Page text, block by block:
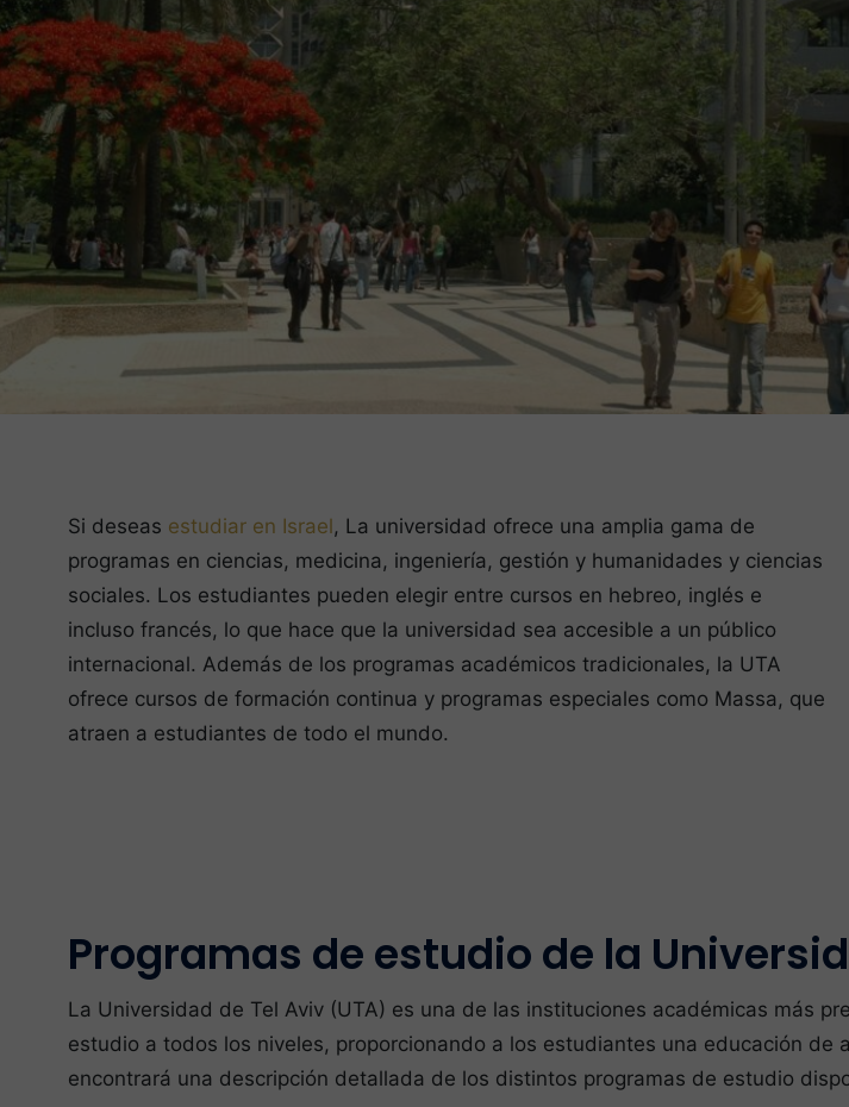
Si deseas estudiar en Israel, La universidad ofrece una amplia gama de
programas en ciencias, medicina, ingeniería, gestión y humanidades y ciencias
sociales. Los estudiantes pueden elegir entre cursos en hebreo, inglés e
incluso francés, lo que hace que la universidad sea accesible a un público
internacional. Además de los programas académicos tradicionales, la UTA
ofrece cursos de formación continua y programas especiales como Massa, que
atraen a estudiantes de todo el mundo.
Programas de estudio de la
La Universidad de Tel Aviv (UTA) es una de las instituciones académicas más
estudio a todos los niveles, proporcionando a los estudiantes una educación
encontrará una descripción detallada de los distintos programas de estudio